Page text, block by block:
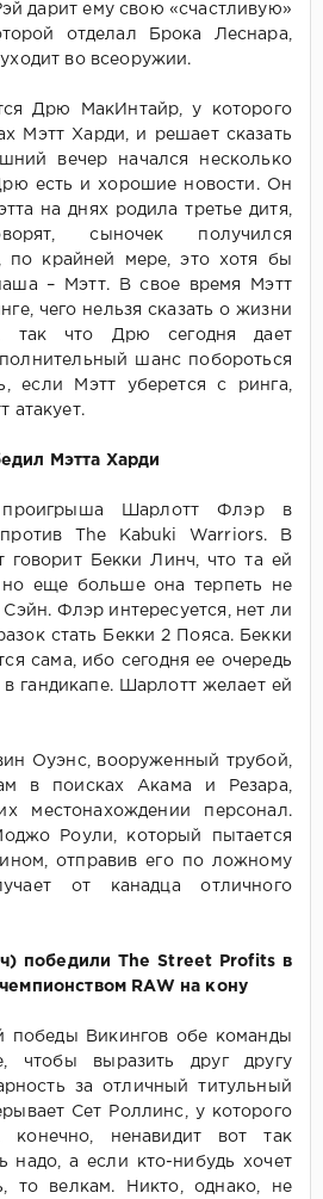
дарит ему свою «счастливую»
отделал Брока Леснара,
во всеоружии.
Дрю МакИнтайр, у которого
Мэтт Харди, и решает сказать
вечер начался несколько
есть и хорошие новости. Он
на днях родила третье дитя,
сыночек получился
по крайней мере, это хотя бы
– Мэтт. В свое время Мэтт
чего нельзя сказать о жизни
так что Дрю сегодня дает
шанс побороться
если Мэтт уберется с ринга,
атакует.
Мэтта Харди
проигрыша Шарлотт Флэр в
The Kabuki Warriors. В
говорит Бекки Линч, что та ей
но еще больше она терпеть не
Флэр интересуется, нет ли
стать Бекки 2 Пояса. Бекки
сама, ибо сегодня ее очередь
в гандикапе. Шарлотт желает ей
Оуэнс, вооруженный трубой,
в поисках Акама и Резара,
местонахождении персонал.
Роули, который пытается
отправив его по ложному
от канадца отличного
победили The Street Profits в
RAW на кону
победы Викингов обе команды
чтобы выразить друг другу
за отличный титульный
Сет Роллинс, у которого
ненавидит вот так
надо, а если кто-нибудь хочет
то велкам. Никто, однако, не